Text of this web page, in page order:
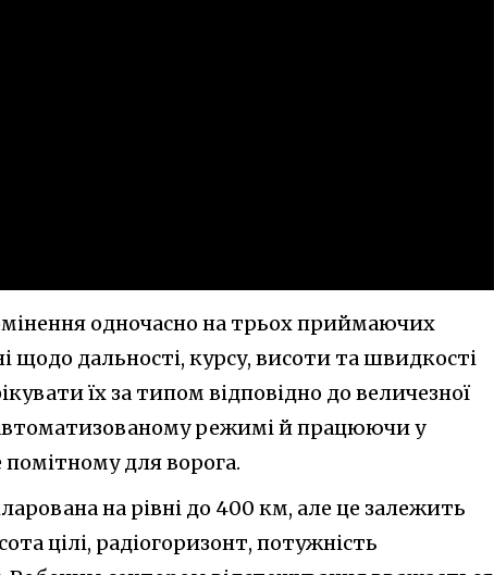
одночасно на трьох приймаючих
дальності, курсу, висоти та швидкості
їх за типом відповідно до величезної
автоматизованому режимі й працюючи у
для ворога.
на рівні до 400 км, але це залежить
цілі, радіогоризонт, потужність